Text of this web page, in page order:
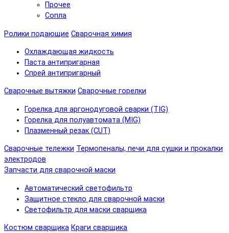
Прочее
Сопла
Ролики подающие Сварочная химия
Охлаждающая жидкость
Паста антипригарная
Спрей антипригарный
Сварочные вытяжки Сварочные горелки
Горелка для аргонодуговой сварки (TIG)
Горелка для полуавтомата (MIG)
Плазменный резак (CUT)
Сварочные тележки Термопеналы, печи для сушки и прокалки
электродов
Запчасти для сварочной маски
Автоматический светофильтр
Защитное стекло для сварочной маски
Светофильтр для маски сварщика
Костюм сварщика Краги сварщика